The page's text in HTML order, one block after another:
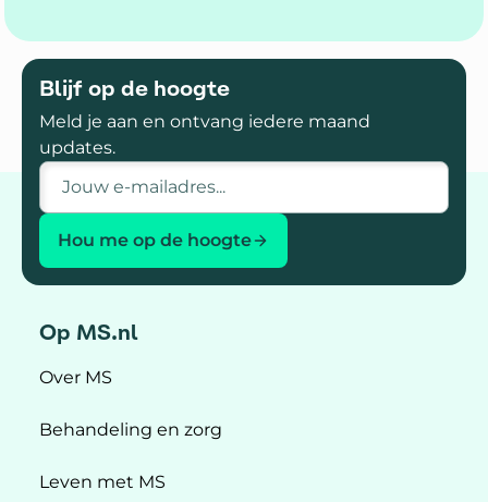
Blijf op de hoogte
Meld je aan en ontvang iedere maand
updates.
E-mailadres
Hou me op de hoogte
Op MS.nl
Over MS
Behandeling en zorg
Leven met MS